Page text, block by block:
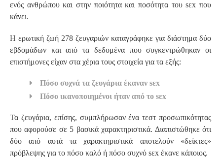
ενός ανθρώπου και στην ποιότητα και ποσότητα του sεx που
κάνει.
Η ερωτική ζωή 278 ζευγαριών καταγράφηκε για διάστημα δύο
εβδομάδων και από τα δεδομένα που συγκεντρώθηκαν οι
επιστήμονες είχαν στα χέρια τους στοιχεία για τα εξής:
Πόσο συχνά τα ζευγάρια έκαναν sεx
Πόσο ικανοποιημένοι ήταν από το sεx
Τα ζευγάρια, επίσης, συμπλήρωσαν ένα τεστ προσωπικότητας
που αφορούσε σε 5 βασικά χαρακτηριστικά. Διαπιστώθηκε ότι
δύο από αυτά τα χαρακτηριστικά αποτελούν «δείκτες»
πρόβλεψης για το πόσο καλό ή πόσο συχνό sεx έκανε κάποιος.